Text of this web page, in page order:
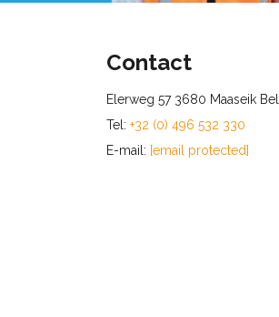
Contact
Elerweg 57 3680 Maaseik
Tel: +32 (0) 496 532 330
E-mail: [email protected]